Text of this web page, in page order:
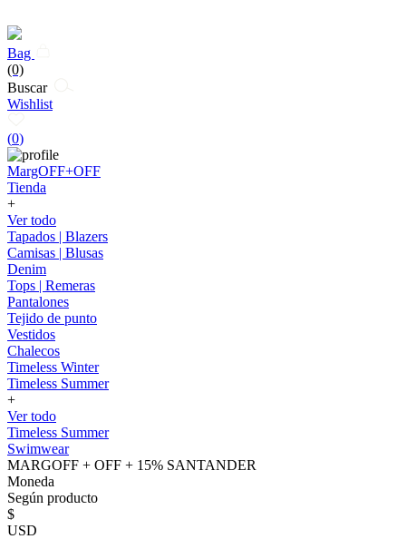
Bag
(0)
Buscar
Wishlist
(0)
MargOFF+OFF
Tienda
+
Ver todo
Tapados | Blazers
Camisas | Blusas
Denim
Tops | Remeras
Pantalones
Tejido de punto
Vestidos
Chalecos
Timeless Winter
Timeless Summer
+
Ver todo
Timeless Summer
Swimwear
MARGOFF + OFF + 15% SANTANDER
Moneda
Según producto
$
USD